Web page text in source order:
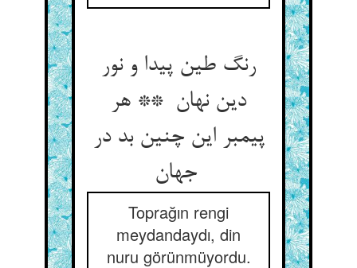
رنگ طین پیدا و نور
دین نهان ** هر
پیمبر این چنین بد در
جهان
Toprağın rengi
meydandaydı, din
nuru görünmüyordu.